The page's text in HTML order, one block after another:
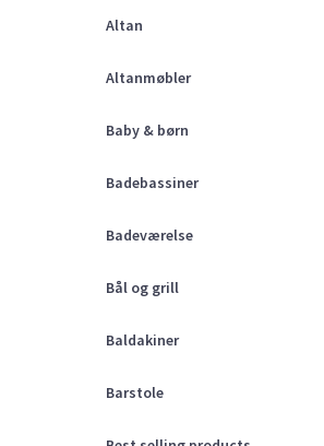
Altan
Altanmøbler
Baby & børn
Badebassiner
Badeværelse
Bål og grill
Baldakiner
Barstole